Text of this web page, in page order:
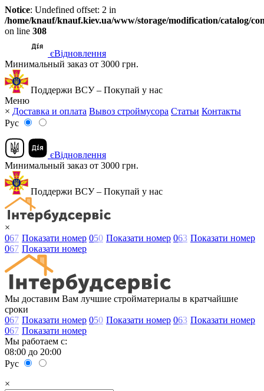
Notice: Undefined offset: 2 in
/home/knauf/knauf.kiev.ua/www/storage/modification/catalog/
on line 308
єВідновлення
Минимальный заказ от 3000 грн.
Поддержи ВСУ – Покупай у нас
Меню
× Доставка и оплата Вывоз строймусора Статьи Контакты
Рус
єВідновлення
Минимальный заказ от 3000 грн.
Поддержи ВСУ – Покупай у нас
×
067 Показати номер 050 Показати номер 063 Показати номер
067 Показати номер
Мы доставим Вам лучшие стройматериалы в кратчайшие
сроки
067 Показати номер 050 Показати номер 063 Показати номер
067 Показати номер
Мы работаем с:
08:00 до 20:00
Рус
×